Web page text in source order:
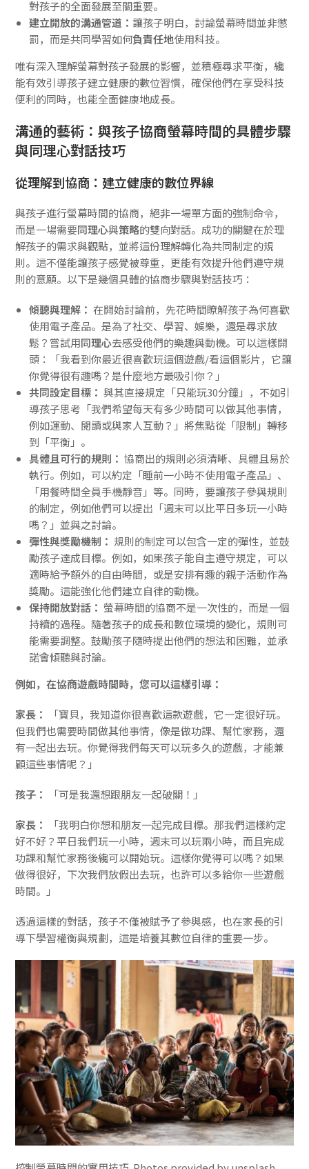
對孩子的全面發展至關重要。
建立開放的溝通管道： 讓孩子明白，討論螢幕時間並非懲
罰，而是共同學習如何負責任地使用科技。
唯有深入理解螢幕對孩子發展的影響，並積極尋求平衡，纔
能有效引導孩子建立健康的數位習慣，確保他們在享受科技
便利的同時，也能全面健康地成長。
溝通的藝術：與孩子協商螢幕時間的具體步驟
與同理心對話技巧
從理解到協商：建立健康的數位界線
與孩子進行螢幕時間的協商，絕非一場單方面的強制命令，
而是一場需要同理心與策略的雙向對話。成功的關鍵在於理
解孩子的需求與觀點，並將這份理解轉化為共同制定的規
則。這不僅能讓孩子感覺被尊重，更能有效提升他們遵守規
則的意願。以下是幾個具體的協商步驟與對話技巧：
傾聽與理解： 在開始討論前，先花時間瞭解孩子為何喜歡
使用電子產品。是為了社交、學習、娛樂，還是尋求放
鬆？嘗試用同理心去感受他們的樂趣與動機。可以這樣開
頭：「我看到你最近很喜歡玩這個遊戲/看這個影片，它讓
你覺得很有趣嗎？是什麼地方最吸引你？」
共同設定目標： 與其直接規定「只能玩30分鐘」，不如引
導孩子思考「我們希望每天有多少時間可以做其他事情，
例如運動、閱讀或與家人互動？」將焦點從「限制」轉移
到「平衡」。
具體且可行的規則： 協商出的規則必須清晰、具體且易於
執行。例如，可以約定「睡前一小時不使用電子產品」、
「用餐時間全員手機靜音」等。同時，要讓孩子參與規則
的制定，例如他們可以提出「週末可以比平日多玩一小時
嗎？」並與之討論。
彈性與獎勵機制： 規則的制定可以包含一定的彈性，並鼓
勵孩子達成目標。例如，如果孩子能自主遵守規定，可以
適時給予額外的自由時間，或是安排有趣的親子活動作為
獎勵。這能強化他們建立自律的動機。
保持開放對話： 螢幕時間的協商不是一次性的，而是一個
持續的過程。隨著孩子的成長和數位環境的變化，規則可
能需要調整。鼓勵孩子隨時提出他們的想法和困難，並承
諾會傾聽與討論。
例如，在協商遊戲時間時，您可以這樣引導：
家長：
「寶貝，我知道你很喜歡這款遊戲，它一定很好玩。
但我們也需要時間做其他事情，像是做功課、幫忙家務，還
有一起出去玩。你覺得我們每天可以玩多久的遊戲，才能兼
顧這些事情呢？」
孩子： 「可是我還想跟朋友一起破關！」
家長：
「我明白你想和朋友一起完成目標。那我們這樣約定
好不好？平日我們玩一小時，週末可以玩兩小時，而且完成
功課和幫忙家務後纔可以開始玩。這樣你覺得可以嗎？如果
做得很好，下次我們放假出去玩，也許可以多給你一些遊戲
時間。」
透過這樣的對話，孩子不僅被賦予了參與感，也在家長的引
導下學習權衡與規劃，這是培養其數位自律的重要一步。